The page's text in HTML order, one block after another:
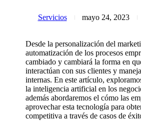
mayo 24, 2023
Servicios
Desde la personalización del
automatización de los procesos
cambiado y cambiará la forma en
interactúan con sus clientes y
internas. En este artículo,
la inteligencia artificial en los
además abordaremos el cómo las
aprovechar esta tecnología para
competitiva a través de casos de